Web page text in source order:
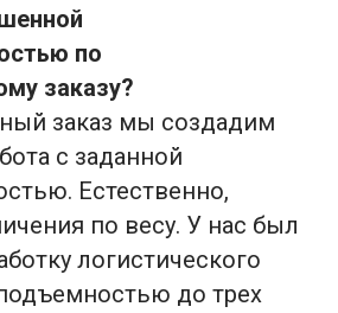
по
заказу?
заказ мы создадим
с заданной
Естественно,
по весу. У нас был
логистического
до трех